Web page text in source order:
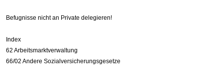
Befugnisse nicht an Private delegieren!
Index
62 Arbeitsmarktverwaltung
66/02 Andere Sozialversicherungsgesetze